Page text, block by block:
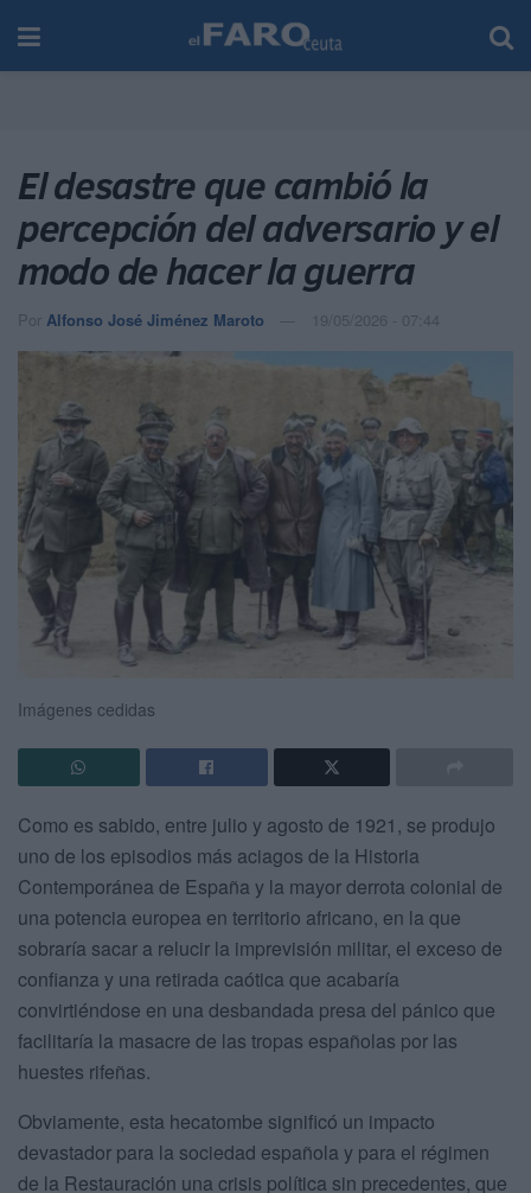
El desastre que cambió la
percepción del adversario y el
modo de hacer la guerra
Por Alfonso José Jiménez Maroto 19/05/2026 - 07:44
Imágenes cedidas
Como es sabido, entre julio y agosto de 1921, se produjo
uno de los episodios más aciagos de la Historia
Contemporánea de España y la mayor derrota colonial de
una potencia europea en territorio africano, en la que
sobraría sacar a relucir la imprevisión militar, el exceso de
confianza y una retirada caótica que acabaría
convirtiéndose en una desbandada presa del pánico que
facilitaría la masacre de las tropas españolas por las
huestes rifeñas.
Obviamente, esta hecatombe significó un impacto
devastador para la sociedad española y para el régimen
de la Restauración una crisis política sin precedentes, que